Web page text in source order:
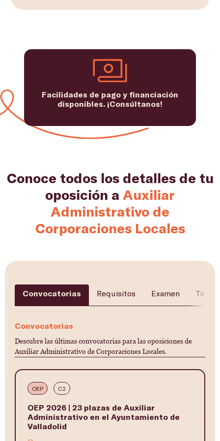
Facilidades de pago y financiación
disponibles. ¡Consúltanos!
Conoce todos los detalles de tu
oposición a Auxiliar
Administrativo de
Corporaciones Locales
Convocatorias Requisitos Examen
Convocatorias
Descubre las últimas convocatorias para las oposiciones de
Auxiliar Administrativo de Corporaciones Locales.
OEP C2
OEP 2026 | 23 plazas de Auxiliar
Administrativo en el Ayuntamiento de
Valladolid